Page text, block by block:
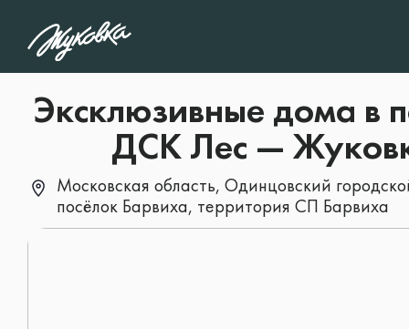
Эксклюзивные дома в
ДСК Лес —
Московская область, Одинцовский
посёлок Барвиха, территория СП Барвиха
1/5
Какой тип объекта
интересует?
Дом